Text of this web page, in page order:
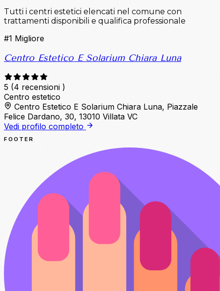
Tutti i centri estetici elencati nel comune con
trattamenti disponibili e qualifica professionale
#1 Migliore
Centro Estetico E Solarium Chiara Luna
5 (4 recensioni )
Centro estetico
Centro Estetico E Solarium Chiara Luna, Piazzale
Felice Dardano, 30, 13010 Villata VC
Vedi profilo completo
FOOTER